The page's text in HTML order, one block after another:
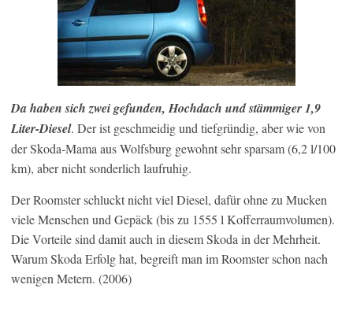
Da haben sich zwei gefunden, Hochdach und stämmiger 1,9
Liter-Diesel. Der ist geschmeidig und tiefgründig, aber wie von
der Skoda-Mama aus Wolfsburg gewohnt sehr sparsam (6,2 l/100
km), aber nicht sonderlich laufruhig.
Der Roomster schluckt nicht viel Diesel, dafür ohne zu Mucken
viele Menschen und Gepäck (bis zu 1555 l Kofferraumvolumen).
Die Vorteile sind damit auch in diesem Skoda in der Mehrheit.
Warum Skoda Erfolg hat, begreift man im Roomster schon nach
wenigen Metern. (2006)